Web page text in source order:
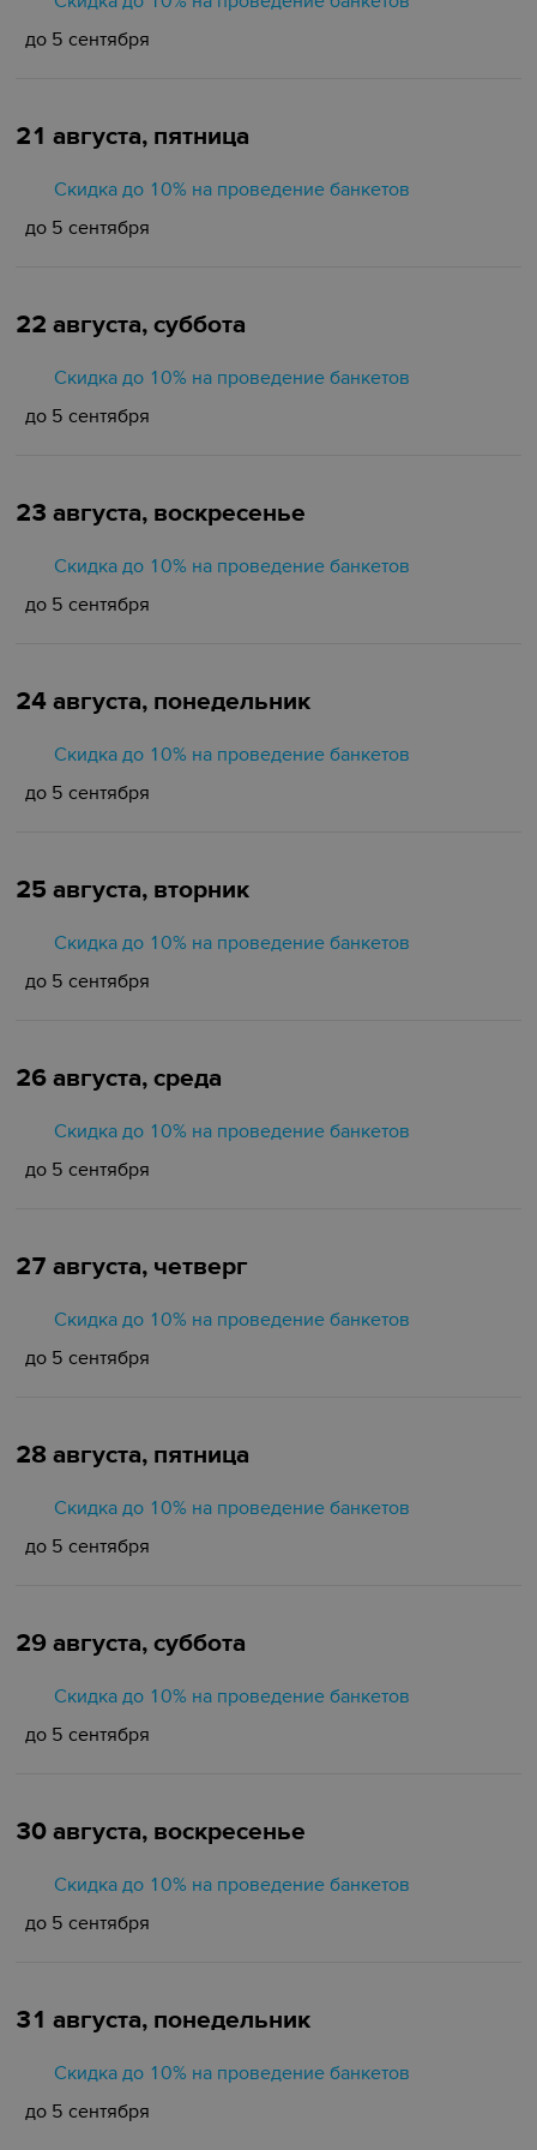
до 5 сентября
21 августа, пятница
Скидка до 10% на проведение банкетов
до 5 сентября
22 августа, суббота
Скидка до 10% на проведение банкетов
до 5 сентября
23 августа, воскресенье
Скидка до 10% на проведение банкетов
до 5 сентября
24 августа, понедельник
Скидка до 10% на проведение банкетов
до 5 сентября
25 августа, вторник
Скидка до 10% на проведение банкетов
до 5 сентября
26 августа, среда
Скидка до 10% на проведение банкетов
до 5 сентября
27 августа, четверг
Скидка до 10% на проведение банкетов
до 5 сентября
28 августа, пятница
Скидка до 10% на проведение банкетов
до 5 сентября
29 августа, суббота
Скидка до 10% на проведение банкетов
до 5 сентября
30 августа, воскресенье
Скидка до 10% на проведение банкетов
до 5 сентября
31 августа, понедельник
Скидка до 10% на проведение банкетов
до 5 сентября